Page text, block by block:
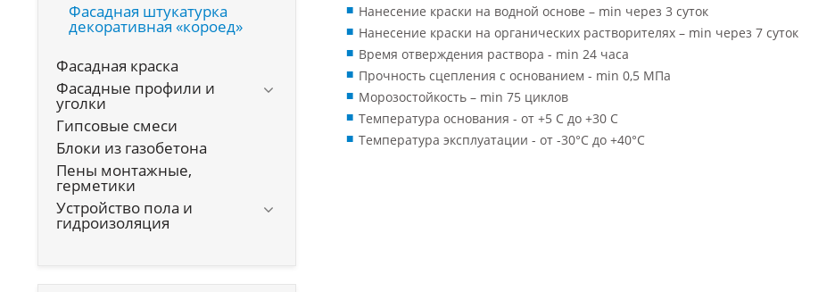
Фасадная штукатурка
декоративная «короед»
Фасадная краска
Фасадные профили и
уголки
Гипсовые смеси
Блоки из газобетона
Пены монтажные,
герметики
Устройство пола и
гидроизоляция
Нанесение краски на водной основе – min через 3 суток
Нанесение краски на органических растворителях – min через 7 суток
Время отверждения раствора - min 24 часа
Прочность сцепления с основанием - min 0,5 МПа
Морозостойкость – min 75 циклов
Температура основания - от +5 С до +30 С
Температура эксплуатации - от -30°С до +40°С